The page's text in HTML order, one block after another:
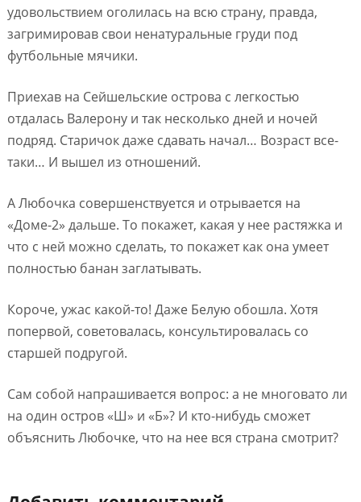
удовольствием оголилась на всю страну, правда,
загримировав свои ненатуральные груди под
футбольные мячики.
Приехав на Сейшельские острова с легкостью
отдалась Валерону и так несколько дней и ночей
подряд. Старичок даже сдавать начал… Возраст все-
таки… И вышел из отношений.
А Любочка совершенствуется и отрывается на
«Доме-2» дальше. То покажет, какая у нее растяжка и
что с ней можно сделать, то покажет как она умеет
полностью банан заглатывать.
Короче, ужас какой-то! Даже Белую обошла. Хотя
попервой, советовалась, консультировалась со
старшей подругой.
Сам собой напрашивается вопрос: а не многовато ли
на один остров «Ш» и «Б»? И кто-нибудь сможет
объяснить Любочке, что на нее вся страна смотрит?